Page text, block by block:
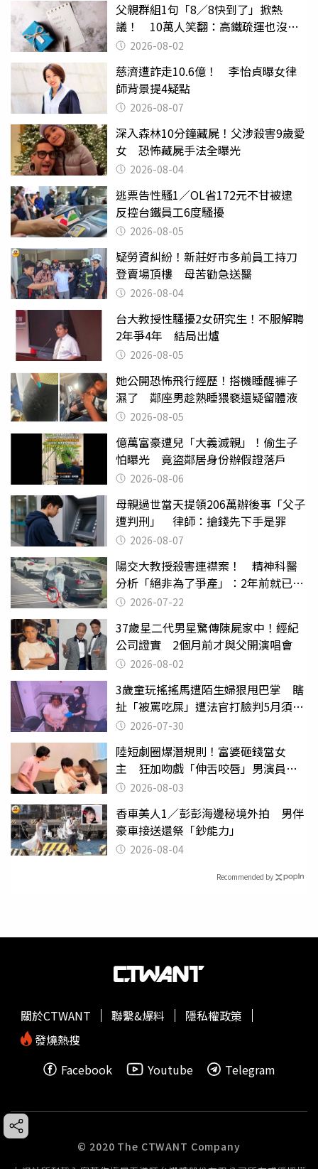
父親群組1句「8／8快到了」掀熱
議！ 10萬人笑翻：高鐵疏運也沒列
父親節
2026-08-02
慈濟遭詐走10.6億！ 李怡貞曝女律
師背景提4疑點
2026-08-07
深入森林10分鐘藏屍！父涉殺害9歲愛
女 恐怖藏屍手法全曝光
2026-08-04
逃票告性騷1／OL省172元不甘被逮
反控台鐵員工6度騷擾
2026-08-05
疑勞資糾紛！新莊好市多前員工持刀
登賣場頂樓 母苦勸急送醫
2026-08-04
台大教授性騷擾2女研究生！不服解聘
2年爭4年 結局出爐
2026-08-05
她公開恐怖飛行經歷！搭機睡醒褲子
濕了 鄰座男趁熟睡猥褻還疑留體液
2026-08-05
億萬富豪遭兒「大義滅親」！偷生子
怕曝光 竟盜鄰居身份辦假證落戶
2026-08-06
母親過世當天提領206萬辦後事「父子
遭判刑」 律師：搶錢先下手是罪
2026-08-07
陽交大教授殺害連襟案！ 精神科醫
分析「絕非為了爭產」：2年前就已言
行詭異
2026-07-22
37歲星二代男星驚傳陳屍家中！經紀
公司證實 2個月前才與父開演唱會
2026-08-02
3歲童玩搖搖馬遭陌生婦狠甩巴掌 瞎
扯「被罵吃屎」遭法官打臉判5月須入
監 2026-07-30
陸短劇圈爆潛規則！富婆砸錢當女
主 狂加吻戲「伸舌咬唇」男演員崩
潰 2026-08-03
香車美人1／彭彭海邊秘境外拍 男伴
豪車接送還祭「鈔能力」
2026-08-04
Recommended by
關於CTWANT 聯繫&爆料
隱私權政策
發燒熱搜
Facebook
Youtube Telegram
© 2020 The CTWANT Company